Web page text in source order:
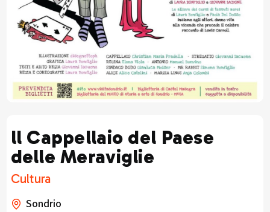
ll Cappellaio del Paese
delle Meraviglie
Cultura
Sondrio